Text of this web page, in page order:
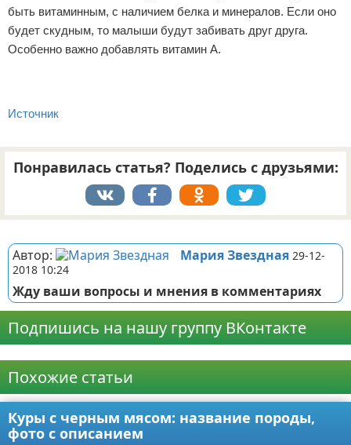
быть витаминным, с наличием белка и минералов. Если оно
будет скудным, то малыши будут забивать друг друга.
Особенно важно добавлять витамин А.
Источник
Понравилась статья? Поделись с друзьями:
Автор: Мария Звездная 29-12-
2018 10:24
Жду ваши вопросы и мнения в комментариях
Подпишись на нашу группу ВКонтакте
Похожие статьи
Куры с черным мясом: название породы,
фото с описанием